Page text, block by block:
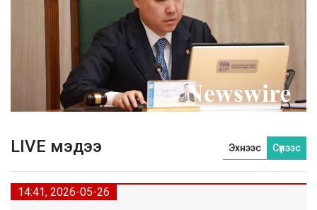
LIVE мэдээ Эхнээс Сүүлээс
14:41, 2026-05-26